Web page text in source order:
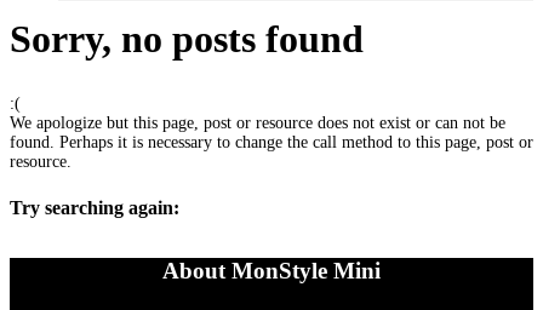
Sorry, no posts found
:(
We apologize but this page, post or resource does not exist or can not be
found. Perhaps it is necessary to change the call method to this page, post or
resource.
Try searching again:
About MonStyle Mini